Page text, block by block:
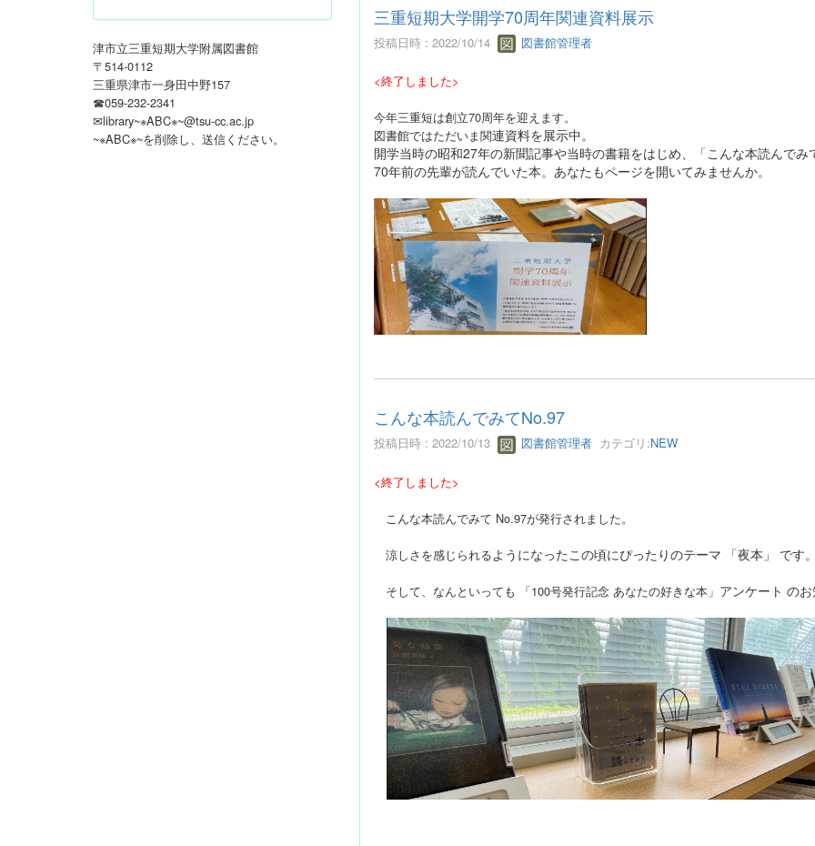
三重短期大学開学70周年関連資料展示
投稿日時 : 2022/10/14 図書館管理者
<終了しました>
今年三重短は創立70周年を迎えます。
図書館ではただいま関連資料を展示中。
開学当時の昭和27年の新聞記事や当時の書籍をはじめ、「こんな本読んで
70年前の先輩が読んでいた本。あなたもページを開いてみませんか。
こんな本読んでみてNo.97
投稿日時 : 2022/10/13 図書館管理者カテゴリ:NEW
<終了しました>
こんな本読んでみて No.97が発行されました。
涼しさを感じられるようになったこの頃にぴったりのテーマ 「夜本」 です
そして、なんといっても 「100号発行記念 あなたの好きな本」 アンケート の
津市立三重短期大学附属図書館
〒514-0112
三重県津市一身田中野157
☎059-232-2341
✉library~※ABC※~@tsu-cc.ac.jp
~※ABC※~を削除し、送信ください。